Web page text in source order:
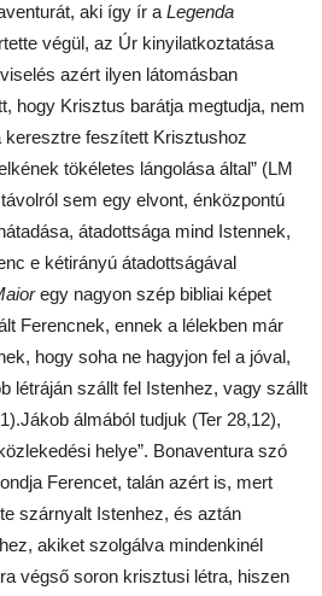
aki így ír a Legenda
végül, az Úr kinyilatkoztatása
azért ilyen látomásban
hogy Krisztus barátja megtudja, nem
keresztre feszített Krisztushoz
tökéletes lángolása által” (LM
sem egy elvont, énközpontú
átadottsága mind Istennek,
e kétirányú átadottságával
egy nagyon szép bibliai képet
Ferencnek, ennek a lélekben már
hogy soha ne hagyjon fel a jóval,
létráján szállt fel Istenhez, vagy szállt
álmából tudjuk (Ter 28,12),
helye”. Bonaventura szó
Ferencet, talán azért is, mert
szárnyalt Istenhez, és aztán
akiket szolgálva mindenkinél
végső soron krisztusi létra, hiszen